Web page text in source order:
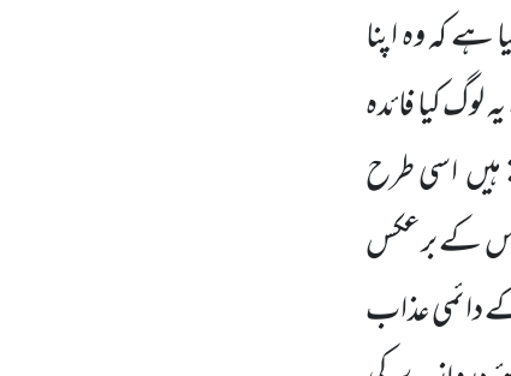
ہے کہ وہ اپنا
کیا فائدہ
اسی طرح
کے برعکس
دائمی عذاب